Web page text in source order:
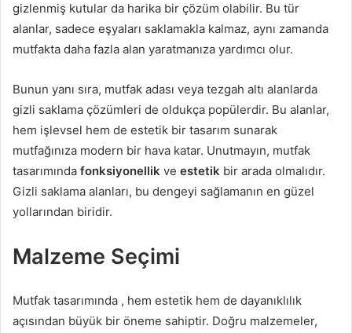
gizlenmiş kutular da harika bir çözüm olabilir. Bu tür
alanlar, sadece eşyaları saklamakla kalmaz, aynı zamanda
mutfakta daha fazla alan yaratmanıza yardımcı olur.
Bunun yanı sıra, mutfak adası veya tezgah altı alanlarda
gizli saklama çözümleri de oldukça popülerdir. Bu alanlar,
hem işlevsel hem de estetik bir tasarım sunarak
mutfağınıza modern bir hava katar. Unutmayın, mutfak
tasarımında fonksiyonellik ve estetik bir arada olmalıdır.
Gizli saklama alanları, bu dengeyi sağlamanın en güzel
yollarından biridir.
Malzeme Seçimi
Mutfak tasarımında , hem estetik hem de dayanıklılık
açısından büyük bir öneme sahiptir. Doğru malzemeler,